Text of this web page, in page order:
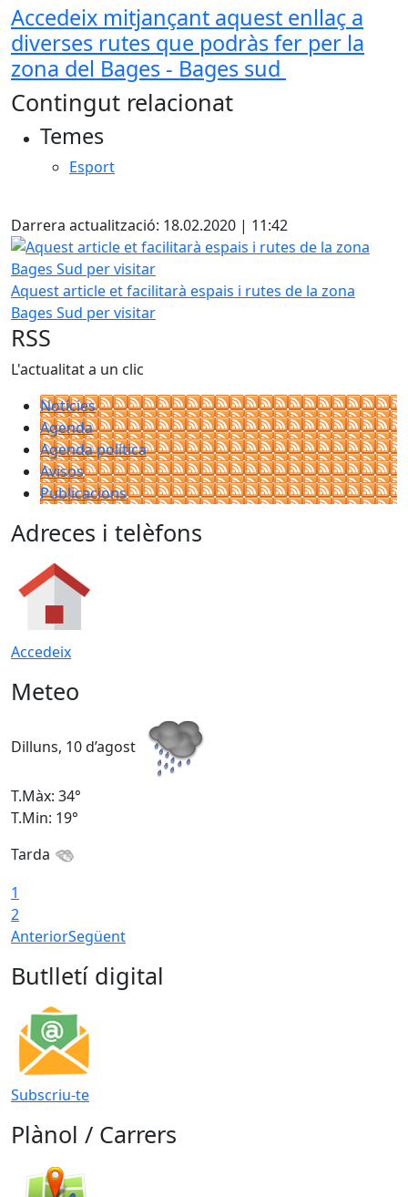
Accedeix mitjançant aquest enllaç a
diverses rutes que podràs fer per la
zona del Bages - Bages sud
Contingut relacionat
Temes
Esport
Darrera actualització: 18.02.2020 | 11:42
Aquest article et facilitarà espais i rutes de la zona Bages
Aquest article et facilitarà espais i rutes de la zona
Bages Sud per visitar
RSS
L'actualitat a un clic
Notícies
Agenda
Agenda política
Avisos
Publicacions
Adreces i telèfons
Accedeix
Meteo
Dilluns, 10 d’agost
T.Màx: 34°
T.Min: 19°
Tarda
1
2
AnteriorSegüent
Butlletí digital
Subscriu-te
Plànol / Carrers